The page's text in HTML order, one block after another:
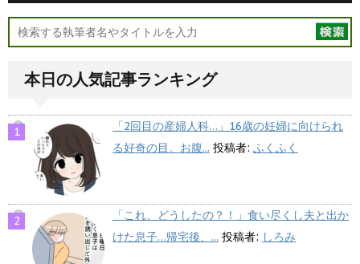
本日の人気記事ランキング
「2回目の産婦人科…」16歳の妊婦に向けられ
る好奇の目。お腹... 投稿者: ふくふく
「これ、どうしたの？！」食い尽くし夫と出か
けた息子…帰宅後、... 投稿者: しろみ